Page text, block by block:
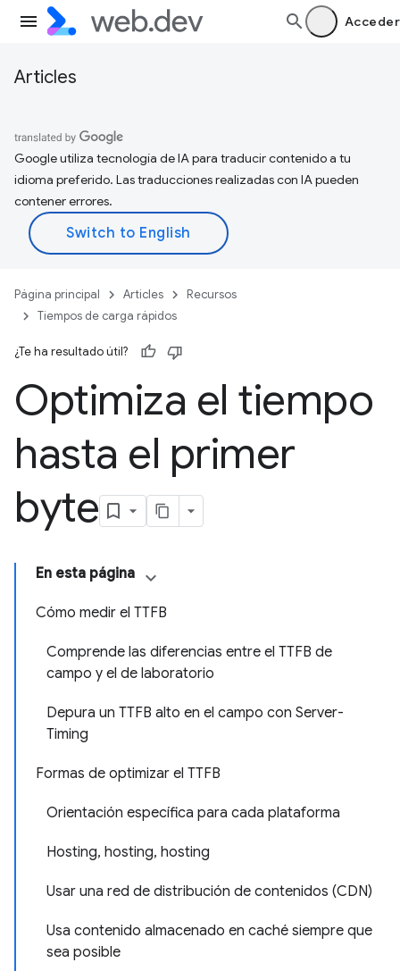
Acceder
Articles
Google utiliza tecnología de IA para traducir contenido a tu
idioma preferido. Las traducciones realizadas con IA pueden
contener errores.
Página principal Articles
Recursos
Tiempos de carga rápidos
¿Te ha resultado útil?
Optimiza el tiempo
hasta el primer
byte
En esta página
Cómo medir el TTFB
Comprende las diferencias entre el TTFB de
campo y el de laboratorio
Depura un TTFB alto en el campo con Server-
Timing
Formas de optimizar el TTFB
Orientación específica para cada plataforma
Hosting, hosting, hosting
Usar una red de distribución de contenidos (CDN)
Usa contenido almacenado en caché siempre que
sea posible